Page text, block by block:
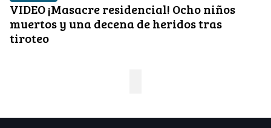
VIDEO ¡Masacre residencial! Ocho niños
muertos y una decena de heridos tras
tiroteo